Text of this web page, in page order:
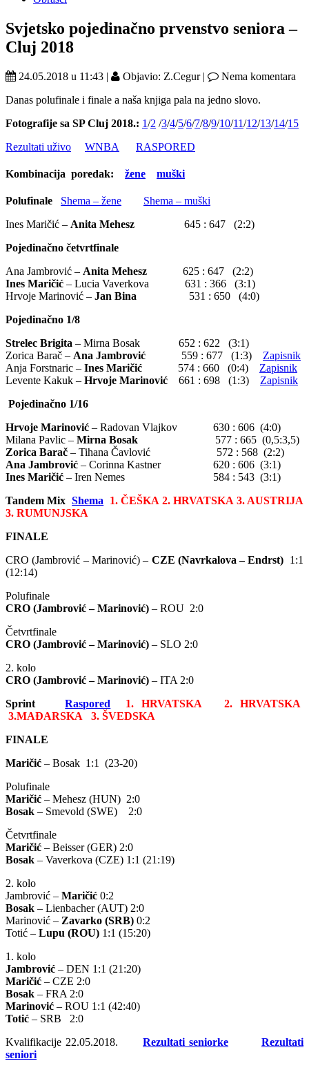
Svjetsko pojedinačno prvenstvo seniora –
Cluj 2018
24.05.2018 u 11:43 | Objavio: Z.Cegur |
Nema komentara
Danas polufinale i finale a naša knjiga pala na jedno slovo.
Fotografije sa SP Cluj 2018.: 1/2 /3/4/5/6/7/8/9/10/11/12/13/14/15
Rezultati uživo
WNBA RASPORED
Kombinacija poredak: žene muški
Polufinale Shema – žene
Shema – muški
Ines Maričić – Anita Mehesz 645 : 647 (2:2)
Pojedinačno četvrtfinale
Ana Jambrović – Anita Mehesz 625 : 647 (2:2)
Ines Maričić – Lucia Vaverkova 631 : 366 (3:1)
Hrvoje Marinović – Jan Bina
531 : 650 (4:0)
Pojedinačno 1/8
Strelec Brigita – Mirna Bosak 652 : 622 (3:1)
Zorica Barač – Ana Jambrović 559 : 677 (1:3) Zapisnik
Anja Forstnaric – Ines Maričić 574 : 660 (0:4) Zapisnik
Levente Kakuk – Hrvoje Marinović 661 : 698 (1:3) Zapisnik
Pojedinačno 1/16
Hrvoje Marinović – Radovan Vlajkov 630 : 606 (4:0)
Milana Pavlic – Mirna Bosak 577 : 665 (0,5:3,5)
Zorica Barač – Tihana Čavlović 572 : 568 (2:2)
Ana Jambrović – Corinna Kastner 620 : 606 (3:1)
Ines Maričić – Iren Nemes 584 : 543 (3:1)
Tandem MixShema
1. ČEŠKA 2. HRVATSKA 3. AUSTRIJA
3. RUMUNJSKA
FINALE
CRO (Jambrović – Marinović) – CZE (Navrkalova – Endrst) 1:1
(12:14)
Polufinale
CRO (Jambrović – Marinović) – ROU 2:0
Četvrtfinale
CRO (Jambrović – Marinović) – SLO 2:0
2. kolo
CRO (Jambrović – Marinović) – ITA 2:0
SprintRaspored
1. HRVATSKA 2. HRVATSKA
3.MAĐARSKA 3. ŠVEDSKA
FINALE
Maričić – Bosak 1:1 (23-20)
Polufinale
Maričić – Mehesz (HUN) 2:0
Bosak – Smevold (SWE) 2:0
Četvrtfinale
Maričić – Beisser (GER) 2:0
Bosak – Vaverkova (CZE) 1:1 (21:19)
2. kolo
Jambrović – Maričić 0:2
Bosak – Lienbacher (AUT) 2:0
Marinović – Zavarko (SRB) 0:2
Totić – Lupu (ROU) 1:1 (15:20)
1. kolo
Jambrović – DEN 1:1 (21:20)
Maričić – CZE 2:0
Bosak – FRA 2:0
Marinović – ROU 1:1 (42:40)
Totić – SRB 2:0
Kvalifikacije 22.05.2018. Rezultati seniorke
Rezultati
seniori